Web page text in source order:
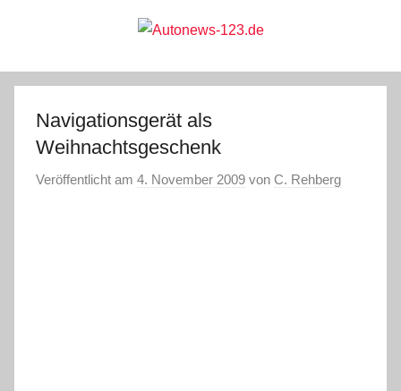
Autonews-
123.de
Navigationsgerät als
Weihnachtsgeschenk
Veröffentlicht am 4. November 2009 von C. Rehberg